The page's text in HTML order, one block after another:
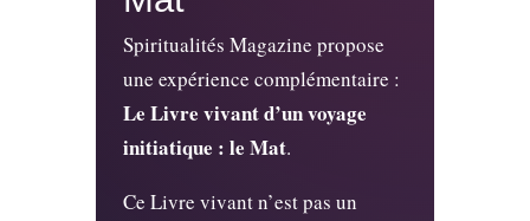
Spiritualités Magazine propose
une expérience complémentaire :
Le Livre vivant d’un voyage
initiatique : le Mat.
Ce Livre vivant n’est pas un